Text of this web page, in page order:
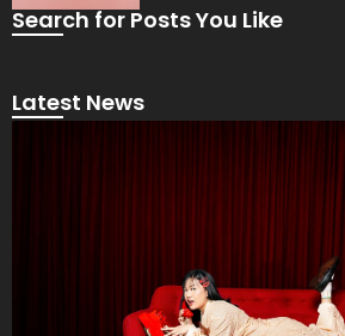
Search for Posts You Like
Latest News